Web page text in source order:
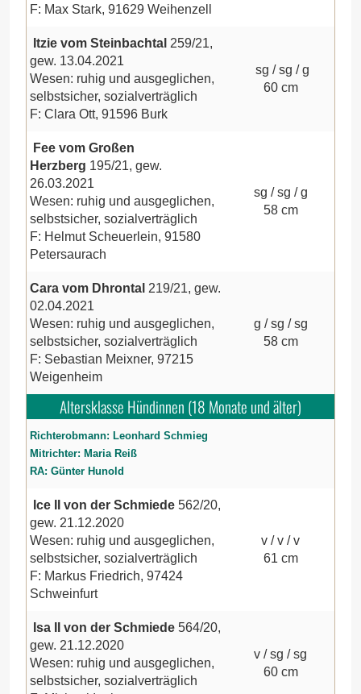
F: Max Stark, 91629 Weihenzell
Itzie vom Steinbachtal 259/21,
gew. 13.04.2021
Wesen: ruhig und ausgeglichen,
selbstsicher, sozialverträglich
F: Clara Ott, 91596 Burk
sg / sg / g
60 cm
Fee vom Großen
Herzberg 195/21, gew.
26.03.2021
Wesen: ruhig und ausgeglichen,
selbstsicher, sozialverträglich
F: Helmut Scheuerlein, 91580
Petersaurach
sg / sg / g
58 cm
Cara vom Dhrontal 219/21, gew.
02.04.2021
Wesen: ruhig und ausgeglichen,
selbstsicher, sozialverträglich
F: Sebastian Meixner, 97215
Weigenheim
g / sg / sg
58 cm
Altersklasse Hündinnen (18 Monate und älter)
Richterobmann: Leonhard Schmieg
Mitrichter: Maria Reiß
RA: Günter Hunold
Ice II von der Schmiede 562/20,
gew. 21.12.2020
Wesen: ruhig und ausgeglichen,
selbstsicher, sozialverträglich
F: Markus Friedrich, 97424
Schweinfurt
v / v / v
61 cm
Isa II von der Schmiede 564/20,
gew. 21.12.2020
Wesen: ruhig und ausgeglichen,
selbstsicher, sozialverträglich
v / sg / sg
60 cm